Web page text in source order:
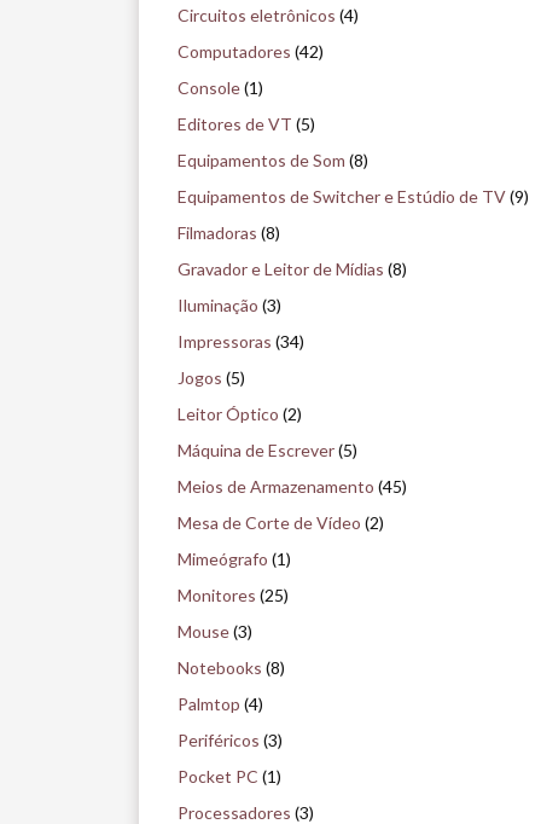
Circuitos eletrônicos (4)
Computadores (42)
Console(1)
Editores de VT (5)
Equipamentos de Som (8)
Equipamentos de Switcher e Estúdio de TV(9)
Filmadoras (8)
Gravador e Leitor de Mídias (8)
Iluminação (3)
Impressoras (34)
Jogos (5)
Leitor Óptico (2)
Máquina de Escrever(5)
Meios de Armazenamento (45)
Mesa de Corte de Vídeo (2)
Mimeógrafo (1)
Monitores (25)
Mouse(3)
Notebooks (8)
Palmtop (4)
Periféricos (3)
Pocket PC (1)
Processadores (3)